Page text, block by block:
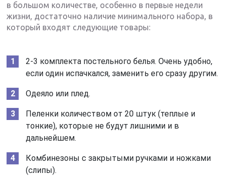
в большом количестве, особенно в первые недели
жизни, достаточно наличие минимального набора, в
который входят следующие товары:
2-3 комплекта постельного белья. Очень удобно,
если один испачкался, заменить его сразу другим.
Одеяло или плед.
Пеленки количеством от 20 штук (теплые и
тонкие), которые не будут лишними и в
дальнейшем.
Комбинезоны с закрытыми ручками и ножками
(слипы).